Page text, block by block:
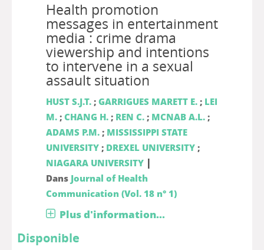
Health promotion
messages in entertainment
media : crime drama
viewership and intentions
to intervene in a sexual
assault situation
HUST S.J.T.; GARRIGUES MARETT E.; LEI
M.; CHANG H.; REN C.; MCNAB A.L.;
ADAMS P.M.; MISSISSIPPI STATE
UNIVERSITY; DREXEL UNIVERSITY;
NIAGARA UNIVERSITY |
Dans Journal of Health
Communication (Vol. 18 n° 1)
Plus d'information...
Disponible